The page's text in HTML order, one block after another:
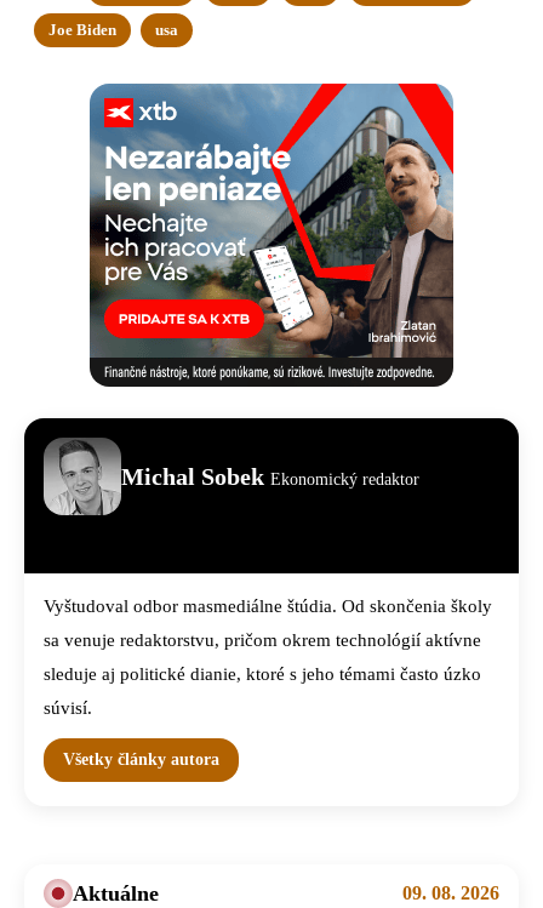
Joe Biden usa
Michal Sobek Ekonomický redaktor
Vyštudoval odbor masmediálne štúdia. Od skončenia školy
sa venuje redaktorstvu, pričom okrem technológií aktívne
sleduje aj politické dianie, ktoré s jeho témami často úzko
súvisí.
Všetky články autora
Aktuálne 09. 08. 2026